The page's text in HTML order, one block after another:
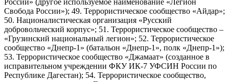
России» (другое используемое наименование «Легион
Свобода России»); 49. Террористическое сообщество «Айдар»;
50. Националистическая организация «Русский
добровольческий корпус»; 51. Террористическое сообщество –
«Грузинский национальный легион»; 52. Террористическое
сообщество «Днепр-1» (батальон «Днепр-1», полк «Днепр-1»);
53. Террористическое сообщество «Джамаат» (созданное в
исправительном учреждении ФКУ ИК-7 УФСИН России по
Республике Дагестан); 54. Террористическое сообщество,